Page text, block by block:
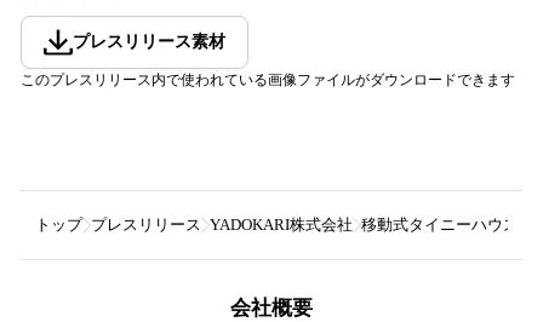
プレスリリース素材
このプレスリリース内で使われている画像ファイルがダウンロードできます
トップ プレスリリース YADOKARI株式会社 移動式タイニーハウス「
会社概要